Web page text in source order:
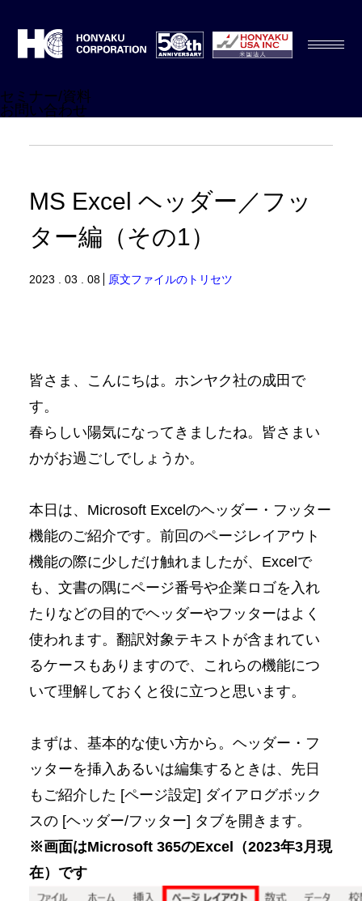
セミナー/資料
お問い合わせ
MS Excel ヘッダー／フッ
ター編（その1）
2023 . 03 . 08 原文ファイルのトリセツ
皆さま、こんにちは。ホンヤク社の成田で
す。
春らしい陽気になってきましたね。皆さまい
かがお過ごしでしょうか。
本日は、Microsoft Excelのヘッダー・フッター
機能のご紹介です。前回のページレイアウト
機能の際に少しだけ触れましたが、Excelで
も、文書の隅にページ番号や企業ロゴを入れ
たりなどの目的でヘッダーやフッターはよく
使われます。翻訳対象テキストが含まれてい
るケースもありますので、これらの機能につ
いて理解しておくと役に立つと思います。
まずは、基本的な使い方から。ヘッダー・フ
ッターを挿入あるいは編集するときは、先日
もご紹介した [ページ設定] ダイアログボック
スの [ヘッダー/フッター] タブを開きます。
※画面はMicrosoft 365のExcel（2023年3月現
在）です